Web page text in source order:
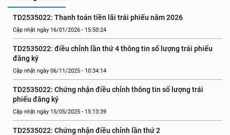
TD2535022: Thanh toán tiền lãi trái phiếu năm 2026
Cập nhật ngày 16/01/2026 - 15:50:24
TD2535022: điều chỉnh lần thứ 4 thông tin số lượng trái phiếu
đăng ký
Cập nhật ngày 06/11/2025 - 10:34:14
TD2535022: Chứng nhận điều chỉnh thông tin số lượng trái
phiếu đăng ký
Cập nhật ngày 15/05/2025 - 15:13:39
TD2535022: Chứng nhận điều chỉnh lần thứ 2